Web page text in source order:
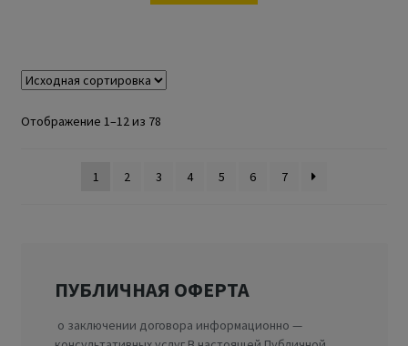
Отображение 1–12 из 78
1 2 3 4 5 6 7